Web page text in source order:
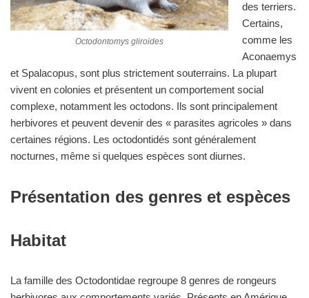
Octodontomys gliroides
des terriers.
Certains,
comme les
Aconaemys
et Spalacopus, sont plus strictement souterrains. La plupart
vivent en colonies et présentent un comportement social
complexe, notamment les octodons. Ils sont principalement
herbivores et peuvent devenir des « parasites agricoles » dans
certaines régions. Les octodontidés sont généralement
nocturnes, même si quelques espèces sont diurnes.
Présentation des genres et espèces
Habitat
La famille des Octodontidae regroupe 8 genres de rongeurs